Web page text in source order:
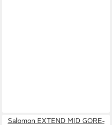
Salomon EXTEND MID GORE-